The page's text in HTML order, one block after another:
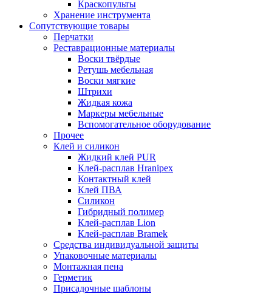
Краскопульты
Хранение инструмента
Сопутствующие товары
Перчатки
Реставрационные материалы
Воски твёрдые
Ретушь мебельная
Воски мягкие
Штрихи
Жидкая кожа
Маркеры мебельные
Вспомогательное оборудование
Прочее
Клей и силикон
Жидкий клей PUR
Клей-расплав Hranipex
Контактный клей
Клей ПВА
Силикон
Гибридный полимер
Клей-расплав Lion
Клей-расплав Bramek
Средства индивидуальной защиты
Упаковочные материалы
Монтажная пена
Герметик
Присадочные шаблоны